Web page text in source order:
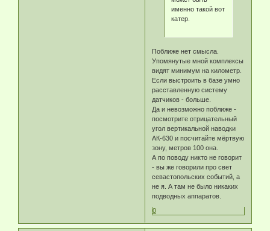
именно такой вот
катер.
Поближе нет смысла.
Упомянутые мной комплексы
видят минимум на километр.
Если выстроить в базе умно
расставленную систему
датчиков - больше.
Да и невозможно поближе -
посмотрите отрицательный
угол вертикальной наводки
АК-630 и посчитайте мёртвую
зону, метров 100 она.
А по поводу никто не говорит
- вы же говорили про свет
севастопольских событий, а
не я. А там не было никаких
подводных аппаратов.
0